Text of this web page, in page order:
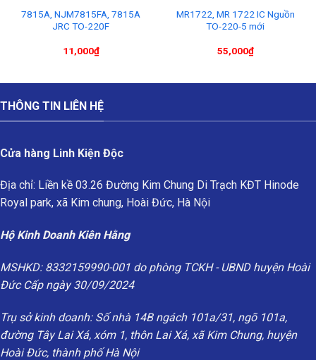
7815A, NJM7815FA, 7815A
JRC TO-220F
11,000₫
MR1722, MR 1722 IC Nguồn
TO-220-5 mới
55,000₫
THÔNG TIN LIÊN HỆ
Cửa hàng Linh Kiện Độc
Địa chỉ: Liền kề 03.26 Đường Kim Chung Di Trạch KĐT Hinode
Royal park, xã Kim chung, Hoài Đức, Hà Nội
Hộ Kinh Doanh Kiên Hằng
MSHKD: 8332159990-001 do phòng TCKH - UBND huyện Hoài
Đức Cấp ngày 30/09/2024
Trụ sở kinh doanh: Số nhà 14B ngách 101a/31, ngõ 101a,
đường Tây Lai Xá, xóm 1, thôn Lai Xá, xã Kim Chung, huyện
Hoài Đức, thành phố Hà Nội